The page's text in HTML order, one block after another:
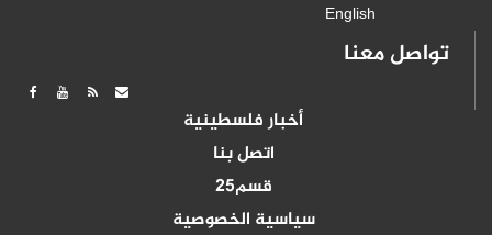
English
تواصل معنا
أخبار فلسطينية
اتصل بنا
قسم25
سياسية الخصوصية